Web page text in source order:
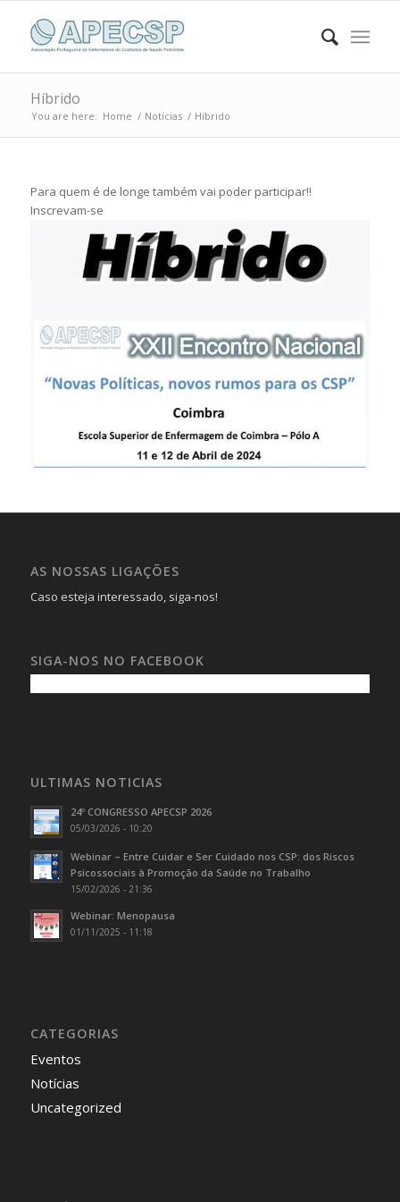
Híbrido
You are here: Home / Notícias / Híbrido
Para quem é de longe também vai poder participar!!
Inscrevam-se
AS NOSSAS LIGAÇÕES
Caso esteja interessado, siga-nos!
SIGA-NOS NO FACEBOOK
ULTIMAS NOTICIAS
24º CONGRESSO APECSP 2026
05/03/2026 - 10:20
Webinar – Entre Cuidar e Ser Cuidado nos CSP: dos Riscos
Psicossociais à Promoção da Saúde no Trabalho
15/02/2026 - 21:36
Webinar: Menopausa
01/11/2025 - 11:18
CATEGORIAS
Eventos
Notícias
Uncategorized